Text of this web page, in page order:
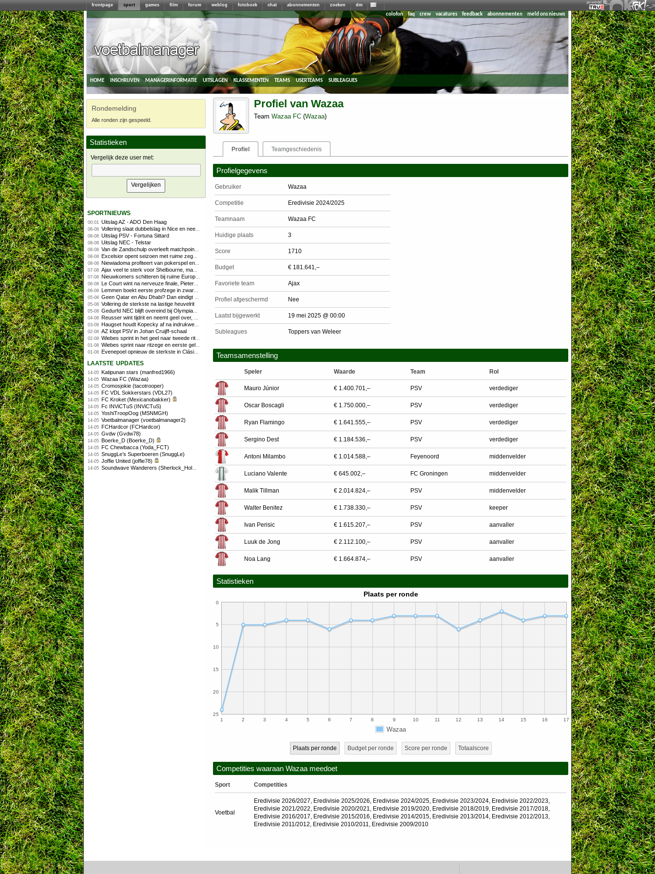
frontpage sport games film forum weblog fotoboek chat abonnementen zoeken dm
colofon faq crew vacatures feedback abonnementen meld ons nieuws
home inschrijven managerinformatie uitslagen klassementen teams userteams subleagues
Rondemelding
Alle ronden zijn gespeeld.
Statistieken
Vergelijk deze user met:
sportnieuws
00:01 Uitslag AZ - ADO Den Haag
08-08 Vollering slaat dubbelslag in Nice en neemt geel over
08-08 Uitslag PSV - Fortuna Sittard
08-08 Uitslag NEC - Telstar
08-08 Van de Zandschulp overleeft matchpoints, ook Griekspoor verder in Montreal
08-08 Excelsior opent seizoen met ruime zege op promovendus Cambuur
08-08 Niewiadoma profiteert van pokerspel en grijpt geel op Ventoux
07-08 Ajax veel te sterk voor Shelbourne, maar houdt schade beperkt
07-08 Nieuwkomers schitteren bij ruime Europese zege FC Twente
06-08 Le Court wint na nerveuze finale, Pieterse derde
06-08 Lemmen boekt eerste profzege in zware Ronde van Polen-rit
05-08 Geen Qatar en Abu Dhabi? Dan eindigt Formule 1-seizoen mogelijk in Europa
05-08 Vollering de sterkste na lastige heuvelrit
05-08 Gedurfd NEC blijft overeind bij Olympiakos
04-08 Reusser wint tijdrit en neemt geel over, Nooijen knap tweede
03-08 Haugset houdt Kopecky af na indrukwekkende solo van 86 kilometer
02-08 AZ klopt PSV in Johan Cruijff-schaal
02-08 Wiebes sprint in het geel naar tweede ritzege
01-08 Wiebes sprint naar ritzege en eerste gele trui in Tour Femmes
01-08 Evenepoel opnieuw de sterkste in Clásica San Sebastián
laatste updates
14-05 Katipunan stars (manfred1966)
14-05 Wazaa FC (Wazaa)
14-05 Cromosjokie (tacotrooper)
14-05 FC VDL Sokkerstars (VDL27)
14-05 FC Kroket (Mexicanobakker)
14-05 Fc INViCTuS (INViCTuS)
14-05 YoshiTroopOog (MSNMGH)
14-05 Voetbalmanager (voetbalmanager2)
14-05 FCHardcor (FCHardcor)
14-05 Gvdw (Gvdw78)
14-05 Boerke_D (Boerke_D)
14-05 FC Chewbacca (Yoda_FCT)
14-05 SnuggLe’s Superboeren (SnuggLe)
14-05 Joffie United (joffie78)
14-05 Soundwave Wanderers (Sherlock_Holmes)
Profiel van Wazaa
Team Wazaa FC (Wazaa)
Profiel Teamgeschiedenis
Profielgegevens
Gebruiker Wazaa
Competitie Eredivisie 2024/2025
Teamnaam Wazaa FC
Huidige plaats 3
Score 1710
Budget € 181.641,–
Favoriete team Ajax
Profiel afgeschermd Nee
Laatst bijgewerkt 19 mei 2025 @ 00:00
Subleagues Toppers van Weleer
Teamsamenstelling
Speler Waarde Team Rol
Mauro Júnior € 1.400.701,– PSV verdediger
Oscar Boscagli € 1.750.000,– PSV verdediger
Ryan Flamingo € 1.641.555,– PSV verdediger
Sergino Dest € 1.184.536,– PSV verdediger
Antoni Milambo € 1.014.588,– Feyenoord middenvelder
Luciano Valente € 645.002,– FC Groningen middenvelder
Malik Tillman € 2.014.824,– PSV middenvelder
Walter Benitez € 1.738.330,– PSV keeper
Ivan Perisic € 1.615.207,– PSV aanvaller
Luuk de Jong € 2.112.100,– PSV aanvaller
Noa Lang € 1.664.874,– PSV aanvaller
Statistieken
Plaats per ronde
1 2 3 4 5 6 7 8 9 10 11 12 13 14 15 16 17
0
5
10
15
20
25
Wazaa
Plaats per ronde Budget per ronde Score per ronde Totaalscore
Competities waaraan Wazaa meedoet
Sport Competities
Voetbal
Eredivisie 2026/2027, Eredivisie 2025/2026, Eredivisie 2024/2025, Eredivisie 2023/2024, Eredivisie 2022/2023,
Eredivisie 2021/2022, Eredivisie 2020/2021, Eredivisie 2019/2020, Eredivisie 2018/2019, Eredivisie 2017/2018,
Eredivisie 2016/2017, Eredivisie 2015/2016, Eredivisie 2014/2015, Eredivisie 2013/2014, Eredivisie 2012/2013,
Eredivisie 2011/2012, Eredivisie 2010/2011, Eredivisie 2009/2010